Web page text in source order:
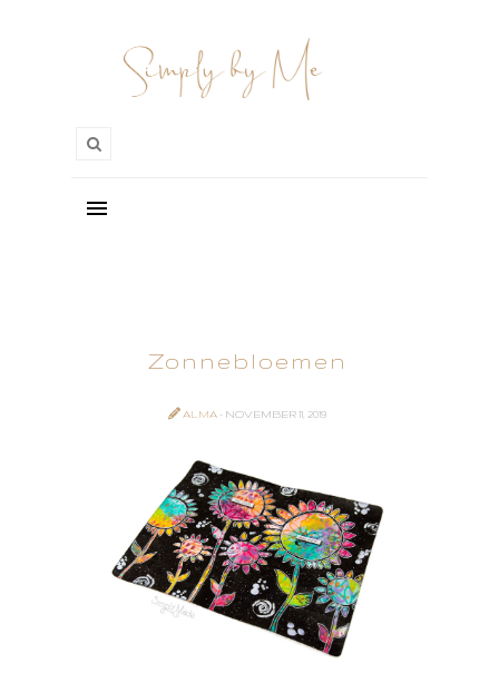
Zonnebloemen
ALMA - NOVEMBER 11, 2019